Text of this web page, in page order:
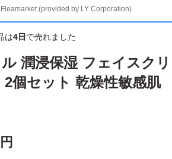
(provided by LY Corporation)
は4日 で売れました
潤浸保湿 フェイスク
2個セット 乾燥性敏感肌
円